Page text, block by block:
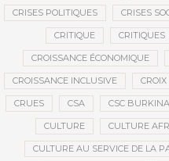
CRISES POLITIQUES CRISES
CRITIQUE CRITIQUES
CROISSANCE ÉCONOMIQUE
CROISSANCE INCLUSIVE
CRUES CSA CSC BURKINA
CULTURE CULTURE
CULTURE AU SERVICE DE LA